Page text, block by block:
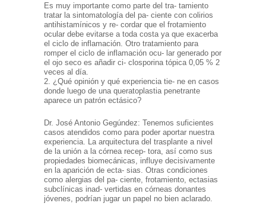
Es muy importante como parte del tra- tamiento
tratar la sintomatología del pa- ciente con colirios
antihistamínicos y re- cordar que el frotamiento
ocular debe evitarse a toda costa ya que exacerba
el ciclo de inflamación. Otro tratamiento para
romper el ciclo de inflamación ocu- lar generado por
el ojo seco es añadir ci- closporina tópica 0,05 % 2
veces al día.
2. ¿Qué opinión y qué experiencia tie- ne en casos
donde luego de una queratoplastia penetrante
aparece un patrón ectásico?
Dr. José Antonio Gegúndez: Tenemos suficientes
casos atendidos como para poder aportar nuestra
experiencia. La arquitectura del trasplante a nivel
de la unión a la córnea recep- tora, así como sus
propiedades biomecánicas, influye decisivamente
en la aparición de ecta- sias. Otras condiciones
como alergias del pa- ciente, frotamiento, ectasias
subclínicas inad- vertidas en córneas donantes
jóvenes, podrían jugar un papel no bien aclarado.